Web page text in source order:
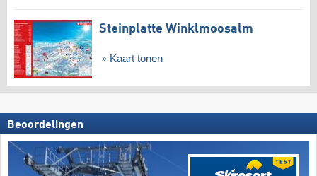
Steinplatte Winklmoosalm
Kaart tonen
Beoordelingen